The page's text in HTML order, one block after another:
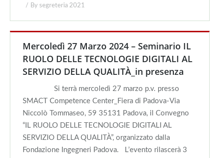
By segreteria 2021
Mercoledì 27 Marzo 2024 – Seminario IL
RUOLO DELLE TECNOLOGIE DIGITALI AL
SERVIZIO DELLA QUALITÀ_in presenza
Si terrà mercoledì 27 marzo p.v. presso
SMACT Competence Center_Fiera di Padova-Via
Niccolò Tommaseo, 59 35131 Padova, il Convegno
“IL RUOLO DELLE TECNOLOGIE DIGITALI AL
SERVIZIO DELLA QUALITÀ”, organizzato dalla
Fondazione Ingegneri Padova. L’evento rilascerà 3